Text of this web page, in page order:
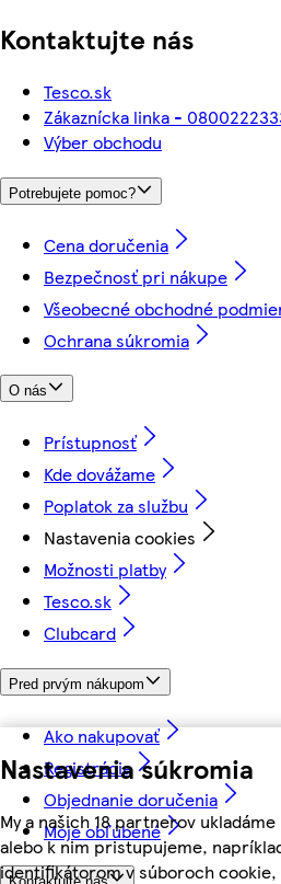
Nastavenia súkromia
My a našich 18 partnerov
alebo k nim pristupujeme,
identifikátorom v súboroch cookie,
Kontaktujte nás
Tesco.sk
Zákaznícka linka -
Výber obchodu
Potrebujete pomoc?
Cena doručenia
Bezpečnosť pri nákupe
Všeobecné obchodné
Ochrana súkromia
O nás
Prístupnosť
Kde dovážame
Poplatok za službu
Nastavenia cookies
Možnosti platby
Tesco.sk
Clubcard
Pred prvým nákupom
Ako nakupovať
Registrácia
Objednanie doručenia
Moje obľúbené